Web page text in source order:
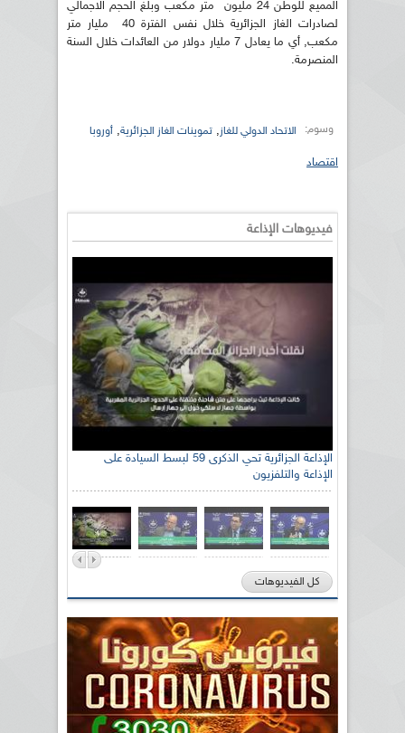
المميع للوطن 24 مليون متر مكعب وبلغ الحجم الاجمالي
لصادرات الغاز الجزائرية خلال نفس الفترة 40 مليار متر
مكعب, أي ما يعادل 7 مليار دولار من العائدات خلال السنة
المنصرمة.
وسوم: الاتحاد الدولي للغاز, تموينات الغاز الجزائرية, أوروبا
اقتصاد
فيديوهات الإذاعة
الإذاعة الجزائرية تحي الذكرى 59 لبسط السيادة على
الإذاعة والتلفزيون
كل الفيديوهات